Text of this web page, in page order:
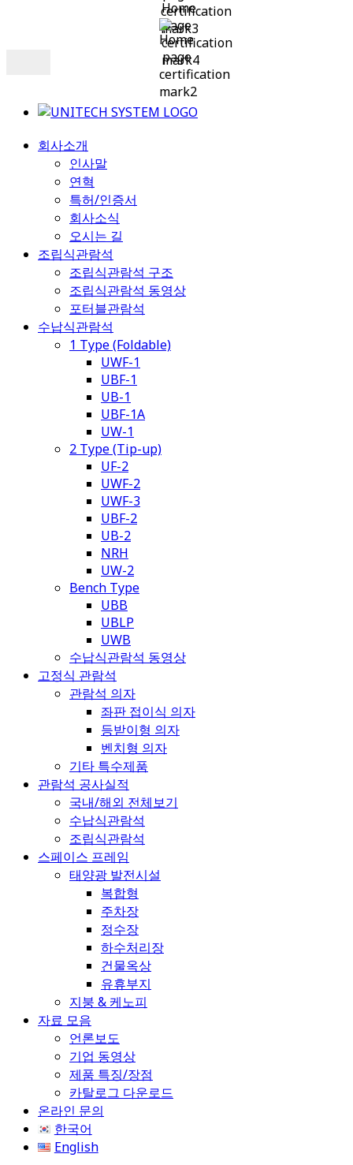
회사소개
인사말
연혁
특허/인증서
회사소식
오시는 길
조립식관람석
조립식관람석 구조
조립식관람석 동영상
포터블관람석
수납식관람석
1 Type (Foldable)
UWF-1
UBF-1
UB-1
UBF-1A
UW-1
2 Type (Tip-up)
UF-2
UWF-2
UWF-3
UBF-2
UB-2
NRH
UW-2
Bench Type
UBB
UBLP
UWB
수납식관람석 동영상
고정식 관람석
관람석 의자
좌판 접이식 의자
등받이형 의자
벤치형 의자
기타 특수제품
관람석 공사실적
국내/해외 전체보기
수납식관람석
조립식관람석
스페이스 프레임
태양광 발전시설
복합형
주차장
정수장
하수처리장
건물옥상
유휴부지
지붕 & 케노피
자료 모음
언론보도
기업 동영상
제품 특징/장점
카탈로그 다운로드
온라인 문의
한국어
English